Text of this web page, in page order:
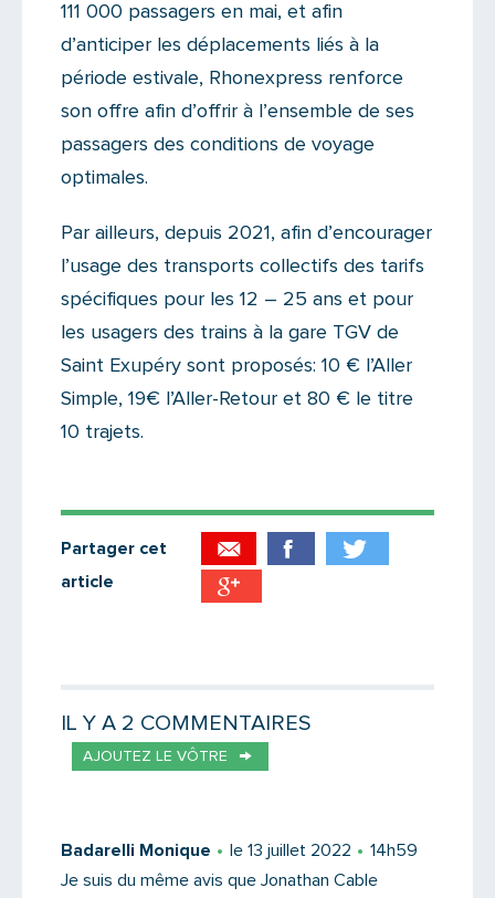
111 000 passagers en mai, et afin
d’anticiper les déplacements liés à la
période estivale, Rhonexpress renforce
son offre afin d’offrir à l’ensemble de ses
passagers des conditions de voyage
optimales.
Par ailleurs, depuis 2021, afin d’encourager
l’usage des transports collectifs des tarifs
spécifiques pour les 12 – 25 ans et pour
les usagers des trains à la gare TGV de
Saint Exupéry sont proposés: 10 € l’Aller
Simple, 19€ l’Aller-Retour et 80 € le titre
10 trajets.
Partager cet
article
IL Y A 2 COMMENTAIRES
AJOUTEZ LE VÔTRE
Badarelli Monique le 13 juillet 2022
14h59
Je suis du même avis que Jonathan Cable